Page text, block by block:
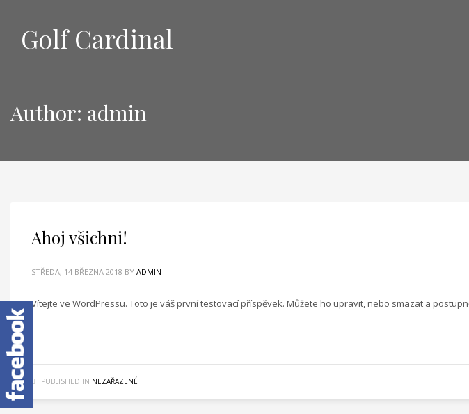
Golf Cardinal
Author: admin
Ahoj všichni!
STŘEDA, 14 BŘEZNA 2018 BY ADMIN
Vítejte ve WordPressu. Toto je váš první testovací příspěvek. Můžete ho upravit, nebo smazat a
PUBLISHED IN NEZAŘAZENÉ